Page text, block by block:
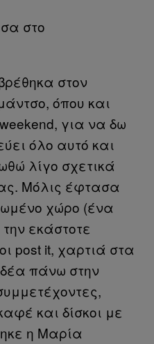
στο
στον
όπου και
για να δω
όλο αυτό και
λίγο σχετικά
Μόλις έφτασα
χώρο (ένα
εκάστοτε
post it, χαρτιά στα
πάνω στην
και δίσκοι με
η Μαρία